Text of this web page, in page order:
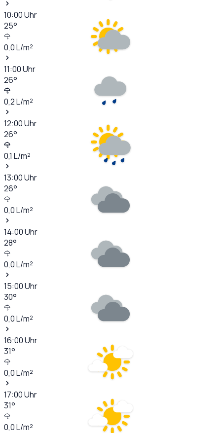
10:00Uhr
25°
0,0L/m²
11:00Uhr
26°
0,2L/m²
12:00Uhr
26°
0,1 L/m²
13:00Uhr
26°
0,0L/m²
14:00Uhr
28°
0,0L/m²
15:00Uhr
30°
0,0L/m²
16:00Uhr
31°
0,0L/m²
17:00Uhr
31°
0,0L/m²